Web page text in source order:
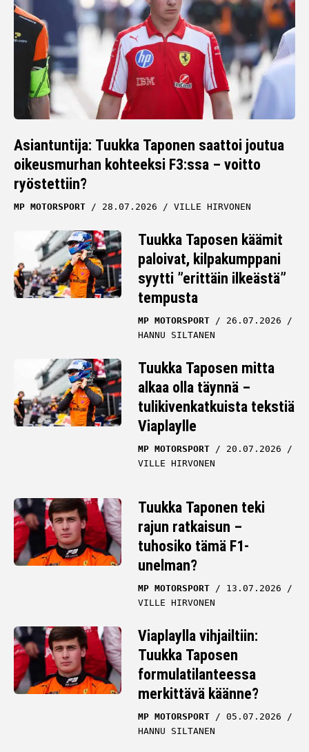
Asiantuntija: Tuukka Taponen saattoi joutua
oikeusmurhan kohteeksi F3:ssa – voitto
ryöstettiin?
MP MOTORSPORT 28.07.2026 VILLE HIRVONEN
Tuukka Taposen käämit
paloivat, kilpakumppani
syytti ”erittäin ilkeästä”
tempusta
MP MOTORSPORT
26.07.2026
HANNU SILTANEN
Tuukka Taposen mitta
alkaa olla täynnä –
tulikivenkatkuista tekstiä
Viaplaylle
MP MOTORSPORT
20.07.2026
VILLE HIRVONEN
Tuukka Taponen teki
rajun ratkaisun –
tuhosiko tämä F1-
unelman?
MP MOTORSPORT
13.07.2026
VILLE HIRVONEN
Viaplaylla vihjailtiin:
Tuukka Taposen
formulatilanteessa
merkittävä käänne?
MP MOTORSPORT
05.07.2026
HANNU SILTANEN